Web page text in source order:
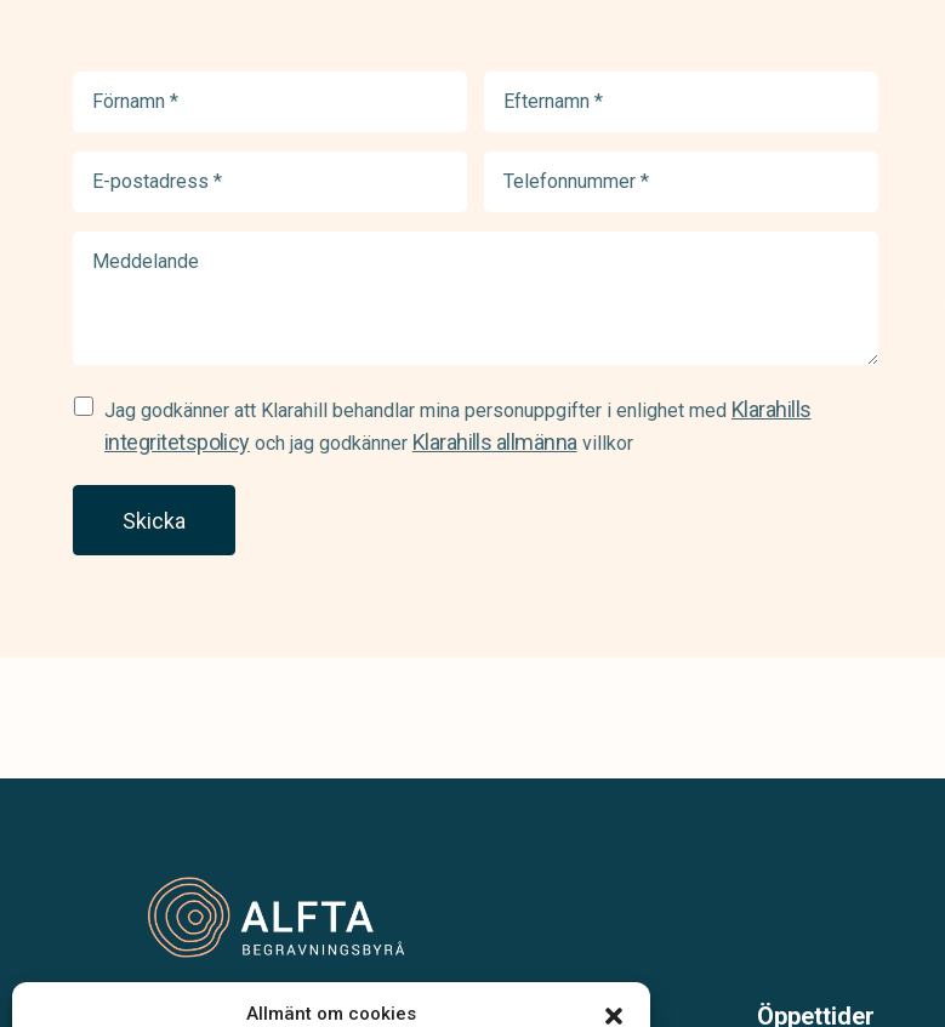
Allmänt om cookies
postadress
Samtycke
(Required)
Jag godkänner att Klarahill behandlar mina personuppgifter i enlighet med Klarahills
integritetspolicyoch jag godkänner Klarahills allmännavillkor
Skicka
Vår begravningsbyrå är en del av Klarahill.
Öppettider